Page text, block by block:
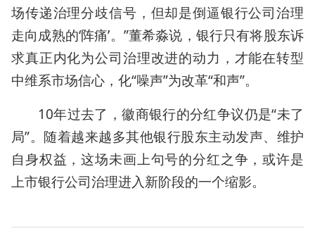
场传递治理分歧信号，但却是倒逼银行公司治理
走向成熟的‘阵痛’。”董希淼说，银行只有将股东诉
求真正内化为公司治理改进的动力，才能在转型
中维系市场信心，化“噪声”为改革“和声”。
10年过去了，徽商银行的分红争议仍是“未了
局”。随着越来越多其他银行股东主动发声、维护
自身权益，这场未画上句号的分红之争，或许是
上市银行公司治理进入新阶段的一个缩影。